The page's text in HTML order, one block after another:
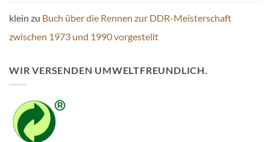
klein zu Buch über die Rennen zur DDR-Meisterschaft
zwischen 1973 und 1990 vorgestellt
WIR VERSENDEN UMWELTFREUNDLICH.